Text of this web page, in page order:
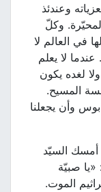
وعندئذ
وكلّ
العالم لا
لا يعلم
لغده يكون
المسيح.
وأن يجعلنا
السيّد
صبيّة
الموت.